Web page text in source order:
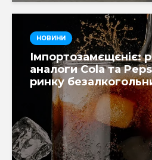
НОВИНИ
Імпортозамєщєніє:
аналоги Cola та
ринку